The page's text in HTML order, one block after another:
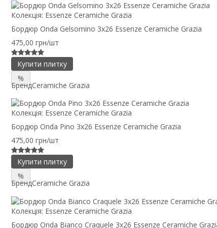
Колекція: Essenze Ceramiche Grazia
Бордюр Onda Gelsomino 3x26 Essenze Ceramiche Grazia
475,00 грн/шт
Купити плитку
%
БрендCeramiche Grazia
Колекція: Essenze Ceramiche Grazia
Бордюр Onda Pino 3x26 Essenze Ceramiche Grazia
475,00 грн/шт
Купити плитку
%
БрендCeramiche Grazia
Колекція: Essenze Ceramiche Grazia
Бордюр Onda Bianco Craquele 3x26 Essenze Ceramiche